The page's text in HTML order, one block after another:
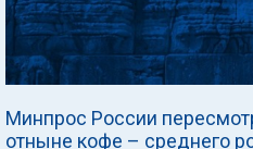
Минпрос России
отныне кофе – среднего